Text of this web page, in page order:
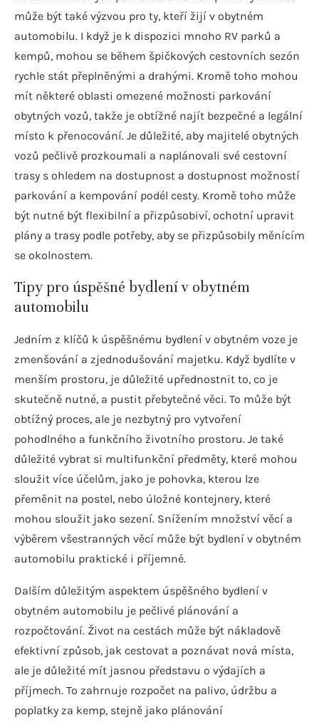
může být také výzvou pro ty, kteří žijí v obytném
automobilu. I když je k dispozici mnoho RV parků a
kempů, mohou se během špičkových cestovních sezón
rychle stát přeplněnými a drahými. Kromě toho mohou
mít některé oblasti omezené možnosti parkování
obytných vozů, takže je obtížné najít bezpečné a legální
místo k přenocování. Je důležité, aby majitelé obytných
vozů pečlivě prozkoumali a naplánovali své cestovní
trasy s ohledem na dostupnost a dostupnost možností
parkování a kempování podél cesty. Kromě toho může
být nutné být flexibilní a přizpůsobiví, ochotní upravit
plány a trasy podle potřeby, aby se přizpůsobily měnícím
se okolnostem.
Tipy pro úspěšné bydlení v obytném
automobilu
Jedním z klíčů k úspěšnému bydlení v obytném voze je
zmenšování a zjednodušování majetku. Když bydlíte v
menším prostoru, je důležité upřednostnit to, co je
skutečně nutné, a pustit přebytečné věci. To může být
obtížný proces, ale je nezbytný pro vytvoření
pohodlného a funkčního životního prostoru. Je také
důležité vybrat si multifunkční předměty, které mohou
sloužit více účelům, jako je pohovka, kterou lze
přeměnit na postel, nebo úložné kontejnery, které
mohou sloužit jako sezení. Snížením množství věcí a
výběrem všestranných věcí může být bydlení v obytném
automobilu praktické i příjemné.
Dalším důležitým aspektem úspěšného bydlení v
obytném automobilu je pečlivé plánování a
rozpočtování. Život na cestách může být nákladově
efektivní způsob, jak cestovat a poznávat nová místa,
ale je důležité mít jasnou představu o výdajích a
příjmech. To zahrnuje rozpočet na palivo, údržbu a
poplatky za kemp, stejně jako plánování